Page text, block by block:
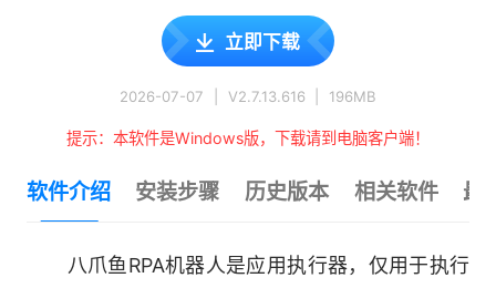
立即下载
2026-07-07 V2.7.13.616 196MB
提示：本软件是Windows版，下载请到电脑客户端！
软件介绍 安装步骤 历史版本 相关软件 最
八爪鱼RPA机器人是应用执行器，仅用于执行